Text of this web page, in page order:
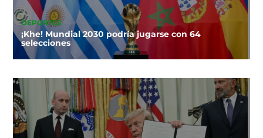
DEPORTES
¡Khe! Mundial 2030 podría jugarse con 64
selecciones